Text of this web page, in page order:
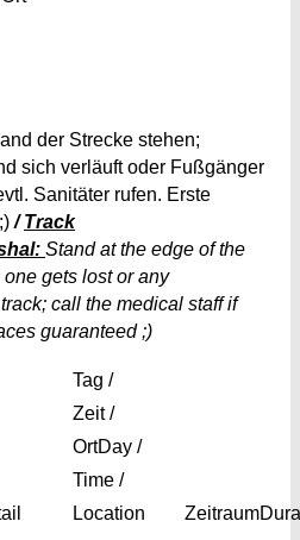
der Strecke stehen;
sich verläuft oder Fußgänger
Sanitäter rufen. Erste
/Track
Stand at the edge of the
gets lost or any
call the medical staff if
guaranteed ;)
Tag /
Zeit /
OrtDay /
Time /
Location
Zeitraum